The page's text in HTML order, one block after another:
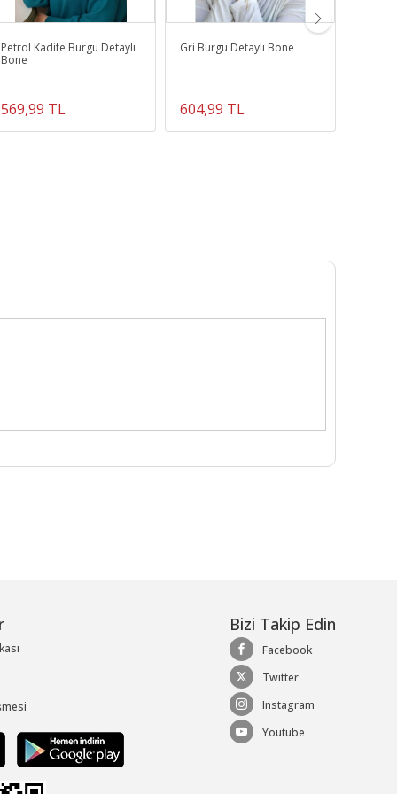
Petrol Kadife Burgu Detaylı
Bone
569,99 TL
Gri Burgu Detaylı Bone
604,99 TL
Bizi Takip Edin
Facebook
Twitter
Instagram
Youtube